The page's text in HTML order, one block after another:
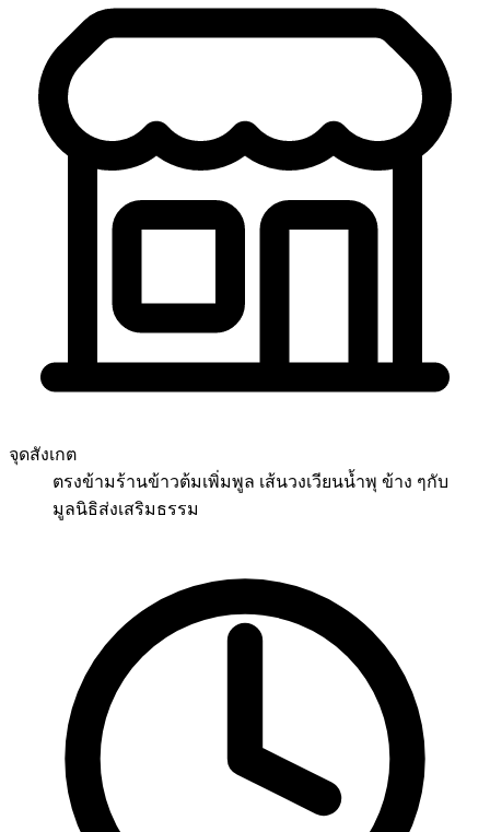
จุดสังเกต
ตรงข้ามร้านข้าวต้มเพิ่มพูล เส้นวงเวียนน้ำพุ ข้าง ๆกับ
มูลนิธิส่งเสริมธรรม